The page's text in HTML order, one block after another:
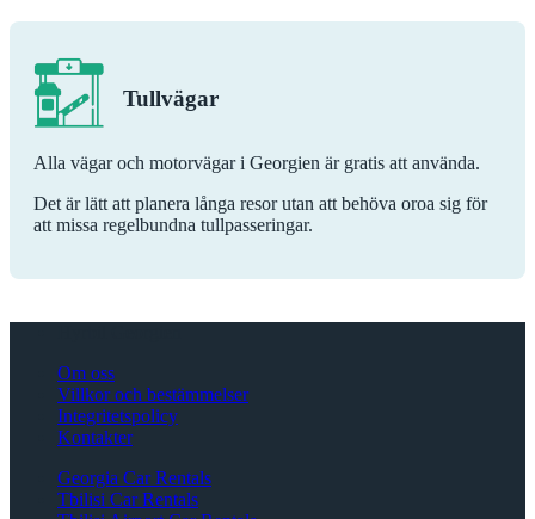
Tullvägar
Alla vägar och motorvägar i Georgien är gratis att använda.
Det är lätt att planera långa resor utan att behöva oroa sig för
att missa regelbundna tullpasseringar.
Om oss
Villkor och bestämmelser
Integritetspolicy
Kontakter
Georgia Car Rentals
Tbilisi Car Rentals